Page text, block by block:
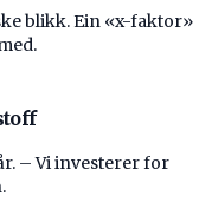
blikk. Ein «x-faktor»
– Vi investerer for